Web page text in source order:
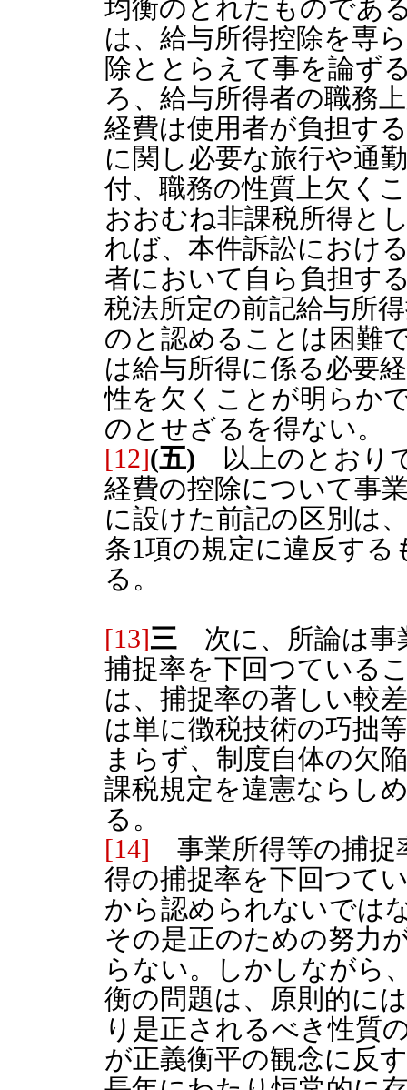
均衡のとれたものであ
は、給与所得控除を専
除ととらえて事を論ず
ろ、給与所得者の職務
経費は使用者が負担す
に関し必要な旅行や通
付、職務の性質上欠く
おおむね非課税所得と
れば、本件訴訟におけ
者において自ら負担す
税法所定の前記給与所
のと認めることは困難
は給与所得に係る必要
性を欠くことが明らか
のとせざるを得ない。
[12](五) 以上のとおり
経費の控除について事
に設けた前記の区別は
条1項の規定に違反す
る。
[13]三 次に、所論は事
捕捉率を下回つている
は、捕捉率の著しい較
は単に徴税技術の巧拙
まらず、制度自体の欠
課税規定を違憲ならし
る。
[14] 事業所得等の捕捉
得の捕捉率を下回つて
から認められないでは
その是正のための努力
らない。しかしながら
衡の問題は、原則的に
り是正されるべき性質
が正義衡平の観念に反